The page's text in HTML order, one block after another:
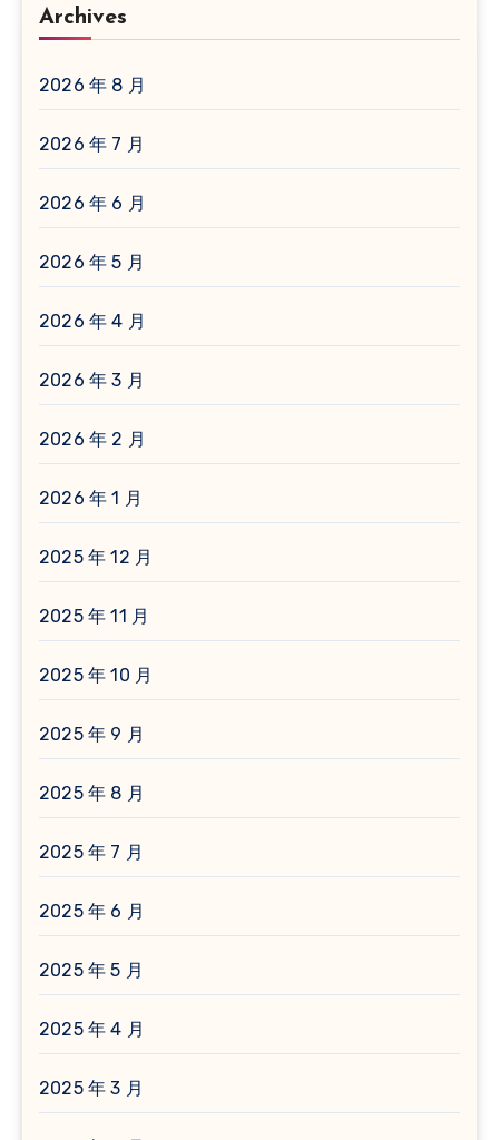
Archives
2026 年 8 月
2026 年 7 月
2026 年 6 月
2026 年 5 月
2026 年 4 月
2026 年 3 月
2026 年 2 月
2026 年 1 月
2025 年 12 月
2025 年 11 月
2025 年 10 月
2025 年 9 月
2025 年 8 月
2025 年 7 月
2025 年 6 月
2025 年 5 月
2025 年 4 月
2025 年 3 月